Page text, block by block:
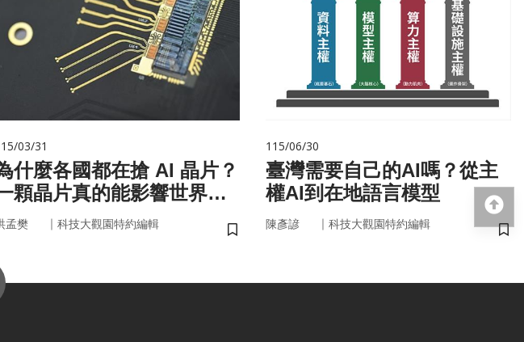
03/31
什麼各國都在搶 AI 晶片？
顆晶片真的能影響世界
？
孟樊 ｜ 科技大觀園特約編輯
儲存書籤
115/06/30
臺灣需要自己的AI嗎？從主
權AI到在地語言模型
陳彥諺 ｜ 科技大觀園特約編輯
儲
回